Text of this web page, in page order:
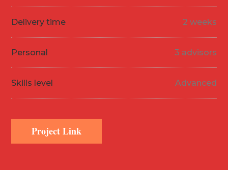
Delivery time 2 weeks
Personal 3 advisors
Skills level Advanced
Project Link